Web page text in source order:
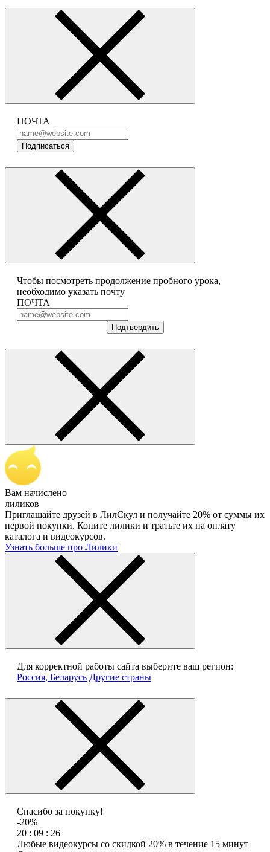
ПОЧТА
Подписаться
Чтобы посмотреть продолжение пробного урока,
необходимо указать почту
ПОЧТА
Подтвердить
Вам начислено
лиликов
Приглашайте друзей в ЛилСкул и получайте 20% от суммы их
первой покупки. Копите лилики и тратьте их на оплату
каталога и видеокурсов.
Узнать больше про Лилики
Для корректной работы сайта выберите ваш регион:
Россия, Беларусь Другие страны
Спасибо за покупку!
-20%
20 : 09 : 26
Любые видеокурсы со скидкой 20% в течение 15 минут